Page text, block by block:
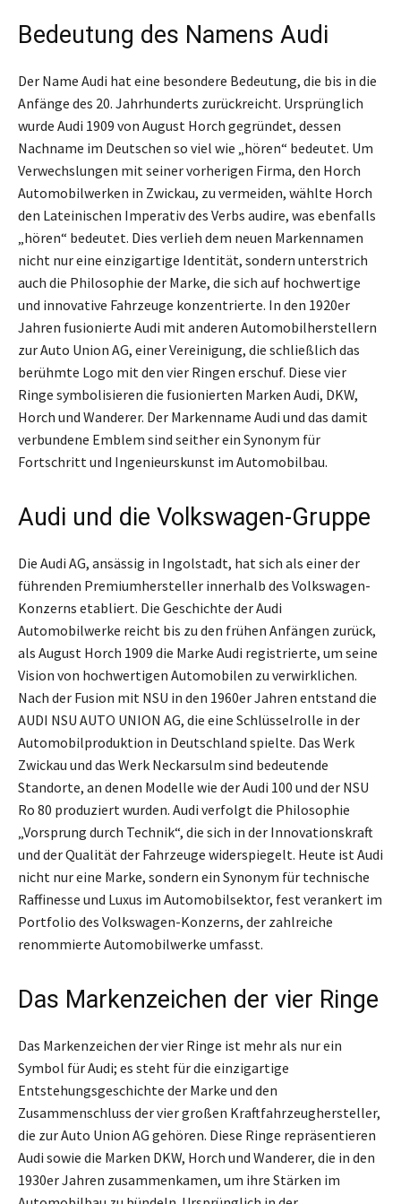
Bedeutung des Namens Audi
Der Name Audi hat eine besondere Bedeutung, die bis in die
Anfänge des 20. Jahrhunderts zurückreicht. Ursprünglich
wurde Audi 1909 von August Horch gegründet, dessen
Nachname im Deutschen so viel wie „hören“ bedeutet. Um
Verwechslungen mit seiner vorherigen Firma, den Horch
Automobilwerken in Zwickau, zu vermeiden, wählte Horch
den Lateinischen Imperativ des Verbs audire, was ebenfalls
„hören“ bedeutet. Dies verlieh dem neuen Markennamen
nicht nur eine einzigartige Identität, sondern unterstrich
auch die Philosophie der Marke, die sich auf hochwertige
und innovative Fahrzeuge konzentrierte. In den 1920er
Jahren fusionierte Audi mit anderen Automobilherstellern
zur Auto Union AG, einer Vereinigung, die schließlich das
berühmte Logo mit den vier Ringen erschuf. Diese vier
Ringe symbolisieren die fusionierten Marken Audi, DKW,
Horch und Wanderer. Der Markenname Audi und das damit
verbundene Emblem sind seither ein Synonym für
Fortschritt und Ingenieurskunst im Automobilbau.
Audi und die Volkswagen-Gruppe
Die Audi AG, ansässig in Ingolstadt, hat sich als einer der
führenden Premiumhersteller innerhalb des Volkswagen-
Konzerns etabliert. Die Geschichte der Audi
Automobilwerke reicht bis zu den frühen Anfängen zurück,
als August Horch 1909 die Marke Audi registrierte, um seine
Vision von hochwertigen Automobilen zu verwirklichen.
Nach der Fusion mit NSU in den 1960er Jahren entstand die
AUDI NSU AUTO UNION AG, die eine Schlüsselrolle in der
Automobilproduktion in Deutschland spielte. Das Werk
Zwickau und das Werk Neckarsulm sind bedeutende
Standorte, an denen Modelle wie der Audi 100 und der NSU
Ro 80 produziert wurden. Audi verfolgt die Philosophie
„Vorsprung durch Technik“, die sich in der Innovationskraft
und der Qualität der Fahrzeuge widerspiegelt. Heute ist Audi
nicht nur eine Marke, sondern ein Synonym für technische
Raffinesse und Luxus im Automobilsektor, fest verankert im
Portfolio des Volkswagen-Konzerns, der zahlreiche
renommierte Automobilwerke umfasst.
Das Markenzeichen der vier Ringe
Das Markenzeichen der vier Ringe ist mehr als nur ein
Symbol für Audi; es steht für die einzigartige
Entstehungsgeschichte der Marke und den
Zusammenschluss der vier großen Kraftfahrzeughersteller,
die zur Auto Union AG gehören. Diese Ringe repräsentieren
Audi sowie die Marken DKW, Horch und Wanderer, die in den
1930er Jahren zusammenkamen, um ihre Stärken im